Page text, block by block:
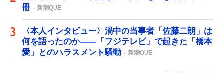
冊
新潮QUE
〈本人インタビュー〉渦中の当事者「佐藤二朗」は
何を語ったのか――「フジテレビ」で起きた「橋本
愛」とのハラスメント騒動
新潮QUE